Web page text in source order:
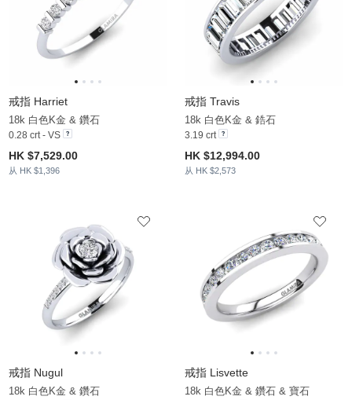
戒指 Harriet
18k 白色K金 & 鑽石
0.28 crt - VS
HK $7,529.00
从 HK $1,396
戒指 Travis
18k 白色K金 & 鋯石
3.19 crt
HK $12,994.00
从 HK $2,573
戒指 Nugul
18k 白色K金 & 鑽石
戒指 Lisvette
18k 白色K金 & 鑽石 & 寶石